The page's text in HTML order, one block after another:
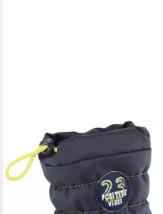
SPIRALEEric blau
Winterstiefel
ab 36,75 €
UVP43,99 €